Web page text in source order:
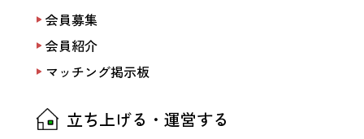
会員募集
会員紹介
マッチング掲示板
立ち上げる・運営する